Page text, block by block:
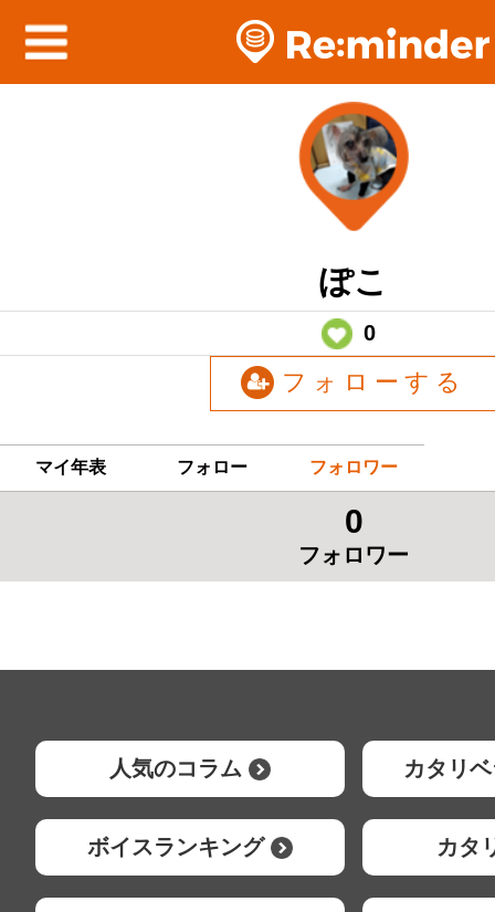
ぽこ
0
フォローする
マイ年表 フォロー フォロワー
0
フォロワー
人気のコラム カタリ
ボイスランキング カタ